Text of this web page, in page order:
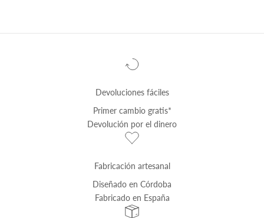
Devoluciones fáciles
Primer cambio gratis*
Devolución por el dinero
Fabricación artesanal
Diseñado en Córdoba
Fabricado en España